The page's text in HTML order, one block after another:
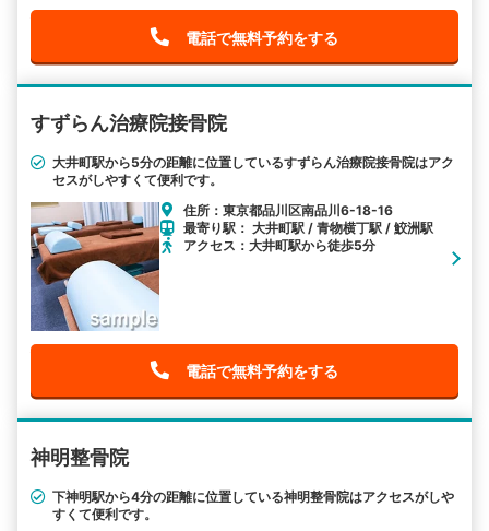
電話で無料予約をする
すずらん治療院接骨院
大井町駅から5分の距離に位置しているすずらん治療院接骨院はアク
セスがしやすくて便利です。
住所：東京都品川区南品川6-18-16
最寄り駅： 大井町駅 / 青物横丁駅 / 鮫洲駅
アクセス：大井町駅から徒歩5分
電話で無料予約をする
神明整骨院
下神明駅から4分の距離に位置している神明整骨院はアクセスがしや
すくて便利です。